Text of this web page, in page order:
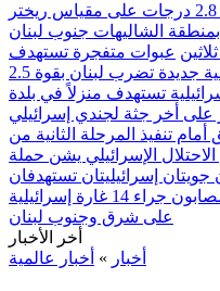
الشاليهات جنوب لبنان
عبوات متفجرة تستهدف
هزة أرضية جديدة تضرب لبنان بقوة 2.5
تستهدف منزلاً في بلدة
على أخر جثة لجندي إسرائيلي
تنفيذ المرحلة الثانية من
الإسرائيلي يشن حملة
جويتان إسرائيليتان تستهدفان
قتيلان ومصابون جراء 14 غارة إسرائيلية
على شرق وجنوب لبنان
أخر الأخبار
أخبار » أخبار عالمية